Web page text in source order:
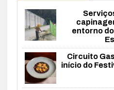
entorno
Circuito
início do